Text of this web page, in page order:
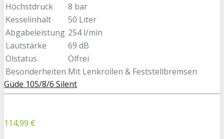
Höchstdruck
8 bar
Kesselinhalt
50 Liter
Abgabeleistung 254 l/min
Lautstärke
69 dB
Ölstatus
Ölfrei
Besonderheiten Mit Lenkrollen & Feststellbremsen
Güde 105/8/6 Silent
114,99 €